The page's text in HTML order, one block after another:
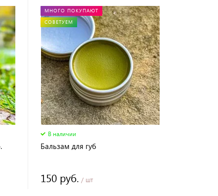
МНОГО ПОКУПАЮТ
СОВЕТУЕМ
В наличии
Бальзам для губ
150 руб. / шт